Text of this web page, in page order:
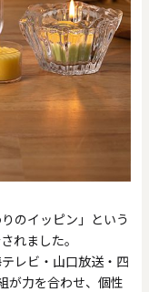
のイッピン」という
れました。
レビ・山口放送・四
が力を合わせ、個性